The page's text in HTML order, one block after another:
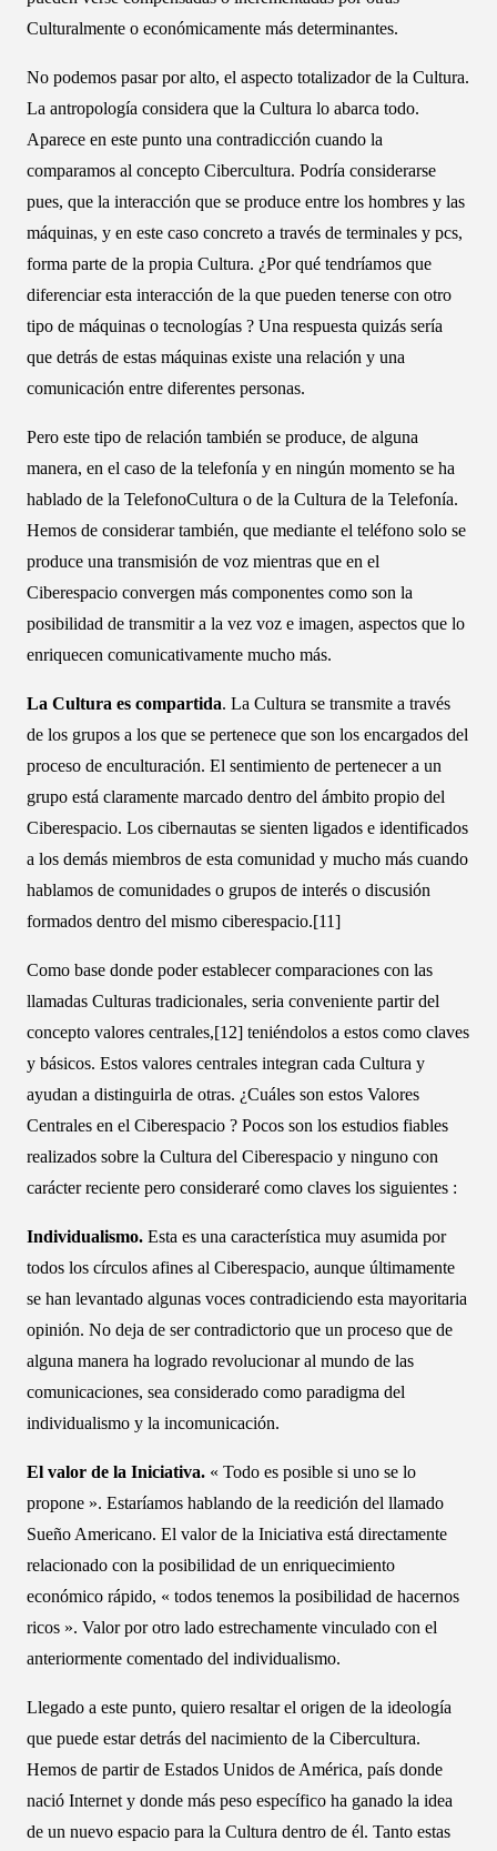
Culturalmente o económicamente más determinantes.
No podemos pasar por alto, el aspecto totalizador de la Cultura.
La antropología considera que la Cultura lo abarca todo.
Aparece en este punto una contradicción cuando la
comparamos al concepto Cibercultura. Podría considerarse
pues, que la interacción que se produce entre los hombres y las
máquinas, y en este caso concreto a través de terminales y pcs,
forma parte de la propia Cultura. ¿Por qué tendríamos que
diferenciar esta interacción de la que pueden tenerse con otro
tipo de máquinas o tecnologías ? Una respuesta quizás sería
que detrás de estas máquinas existe una relación y una
comunicación entre diferentes personas.
Pero este tipo de relación también se produce, de alguna
manera, en el caso de la telefonía y en ningún momento se ha
hablado de la TelefonoCultura o de la Cultura de la Telefonía.
Hemos de considerar también, que mediante el teléfono solo se
produce una transmisión de voz mientras que en el
Ciberespacio convergen más componentes como son la
posibilidad de transmitir a la vez voz e imagen, aspectos que lo
enriquecen comunicativamente mucho más.
La Cultura es compartida. La Cultura se transmite a través
de los grupos a los que se pertenece que son los encargados del
proceso de enculturación. El sentimiento de pertenecer a un
grupo está claramente marcado dentro del ámbito propio del
Ciberespacio. Los cibernautas se sienten ligados e identificados
a los demás miembros de esta comunidad y mucho más cuando
hablamos de comunidades o grupos de interés o discusión
formados dentro del mismo ciberespacio.[11]
Como base donde poder establecer comparaciones con las
llamadas Culturas tradicionales, seria conveniente partir del
concepto valores centrales,[12] teniéndolos a estos como claves
y básicos. Estos valores centrales integran cada Cultura y
ayudan a distinguirla de otras. ¿Cuáles son estos Valores
Centrales en el Ciberespacio ? Pocos son los estudios fiables
realizados sobre la Cultura del Ciberespacio y ninguno con
carácter reciente pero consideraré como claves los siguientes :
Individualismo. Esta es una característica muy asumida por
todos los círculos afines al Ciberespacio, aunque últimamente
se han levantado algunas voces contradiciendo esta mayoritaria
opinión. No deja de ser contradictorio que un proceso que de
alguna manera ha logrado revolucionar al mundo de las
comunicaciones, sea considerado como paradigma del
individualismo y la incomunicación.
El valor de la Iniciativa. « Todo es posible si uno se lo
propone ». Estaríamos hablando de la reedición del llamado
Sueño Americano. El valor de la Iniciativa está directamente
relacionado con la posibilidad de un enriquecimiento
económico rápido, « todos tenemos la posibilidad de hacernos
ricos ». Valor por otro lado estrechamente vinculado con el
anteriormente comentado del individualismo.
Llegado a este punto, quiero resaltar el origen de la ideología
que puede estar detrás del nacimiento de la Cibercultura.
Hemos de partir de Estados Unidos de América, país donde
nació Internet y donde más peso específico ha ganado la idea
de un nuevo espacio para la Cultura dentro de él. Tanto estas